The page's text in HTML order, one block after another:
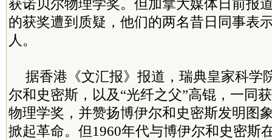
获诺贝尔物理学奖。但加拿大媒体日前报
的获奖遭到质疑，他们的两名昔日同事表
人。
据香港《文汇报》报道，瑞典皇家科学
尔和史密斯，以及“光纤之父”高锟，一同
物理学奖，并赞扬博伊尔和史密斯发明图
掀起革命。但1960年代与博伊尔和史密斯